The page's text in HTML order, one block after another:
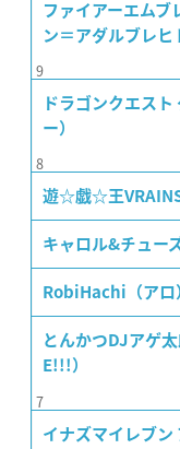
ファイアーエムブ
ン＝アダルブレヒ
9
ドラゴンクエス
ー）
8
遊☆戯☆王VRAINS
キャロル&チュー
RobiHachi（アロ
とんかつDJアゲ
E!!!）
7
イナズマイレブン